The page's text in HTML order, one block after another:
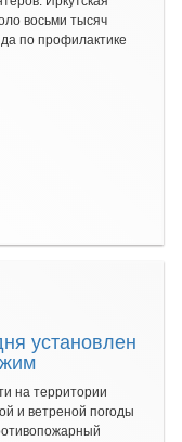
восьми тысяч
по профилактике
установлен
на территории
и ветреной погоды